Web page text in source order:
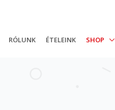
RÓLUNK ÉTELEINK SHOP